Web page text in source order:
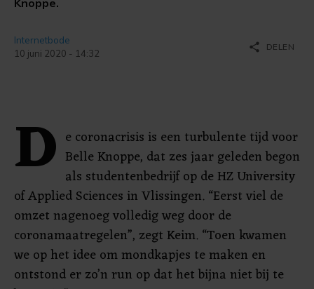
Knoppe.
Internetbode
10 juni 2020 - 14:32
share DELEN
D e coronacrisis is een turbulente tijd voor
Belle Knoppe, dat zes jaar geleden begon
als studentenbedrijf op de HZ University
of Applied Sciences in Vlissingen. “Eerst viel de
omzet nagenoeg volledig weg door de
coronamaatregelen”, zegt Keim. “Toen kwamen
we op het idee om mondkapjes te maken en
ontstond er zo’n run op dat het bijna niet bij te